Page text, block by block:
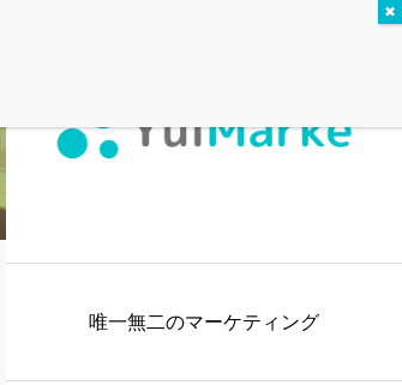
唯一無二のマーケティング